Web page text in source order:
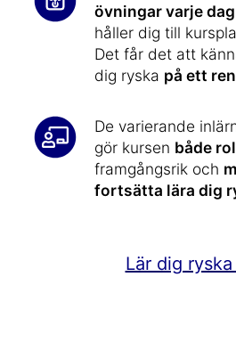
övningar varje dag
håller dig till
Det får det att
dig ryska på ett
De varierande
gör kursen både
framgångsrik och
fortsätta lära dig
Lär dig